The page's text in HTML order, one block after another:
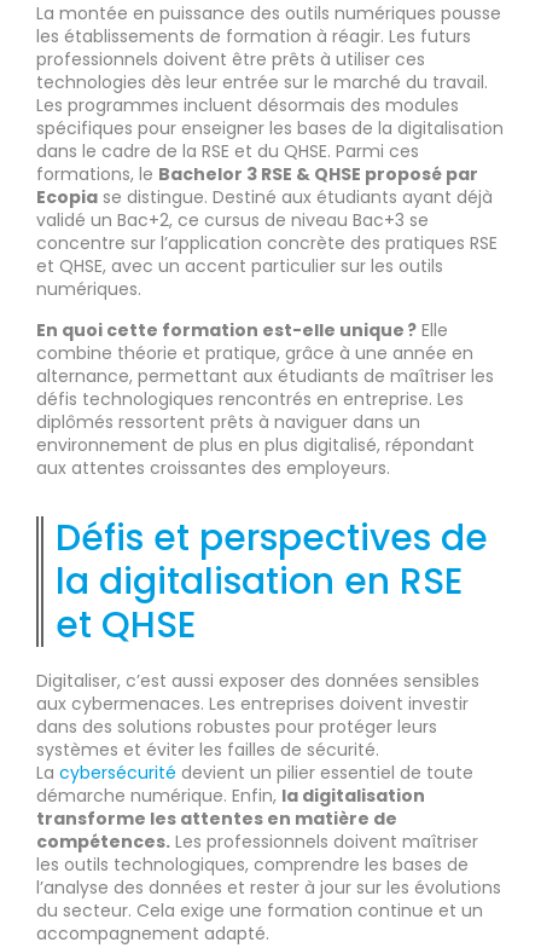
La montée en puissance des outils numériques pousse
les établissements de formation à réagir. Les futurs
professionnels doivent être prêts à utiliser ces
technologies dès leur entrée sur le marché du travail.
Les programmes incluent désormais des modules
spécifiques pour enseigner les bases de la digitalisation
dans le cadre de la RSE et du QHSE. Parmi ces
formations, le Bachelor 3 RSE & QHSE proposé par
Ecopia se distingue. Destiné aux étudiants ayant déjà
validé un Bac+2, ce cursus de niveau Bac+3 se
concentre sur l’application concrète des pratiques RSE
et QHSE, avec un accent particulier sur les outils
numériques.
En quoi cette formation est-elle unique ? Elle
combine théorie et pratique, grâce à une année en
alternance, permettant aux étudiants de maîtriser les
défis technologiques rencontrés en entreprise. Les
diplômés ressortent prêts à naviguer dans un
environnement de plus en plus digitalisé, répondant
aux attentes croissantes des employeurs.
Défis et perspectives de
la digitalisation en RSE
et QHSE
Digitaliser, c’est aussi exposer des données sensibles
aux cybermenaces. Les entreprises doivent investir
dans des solutions robustes pour protéger leurs
systèmes et éviter les failles de sécurité.
La cybersécurité devient un pilier essentiel de toute
démarche numérique. Enfin, la digitalisation
transforme les attentes en matière de
compétences. Les professionnels doivent maîtriser
les outils technologiques, comprendre les bases de
l’analyse des données et rester à jour sur les évolutions
du secteur. Cela exige une formation continue et un
accompagnement adapté.